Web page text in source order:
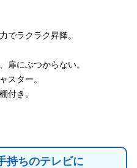
でラクラク昇降。
扉にぶつからない。
スター。
付き。
持ちのテレビに